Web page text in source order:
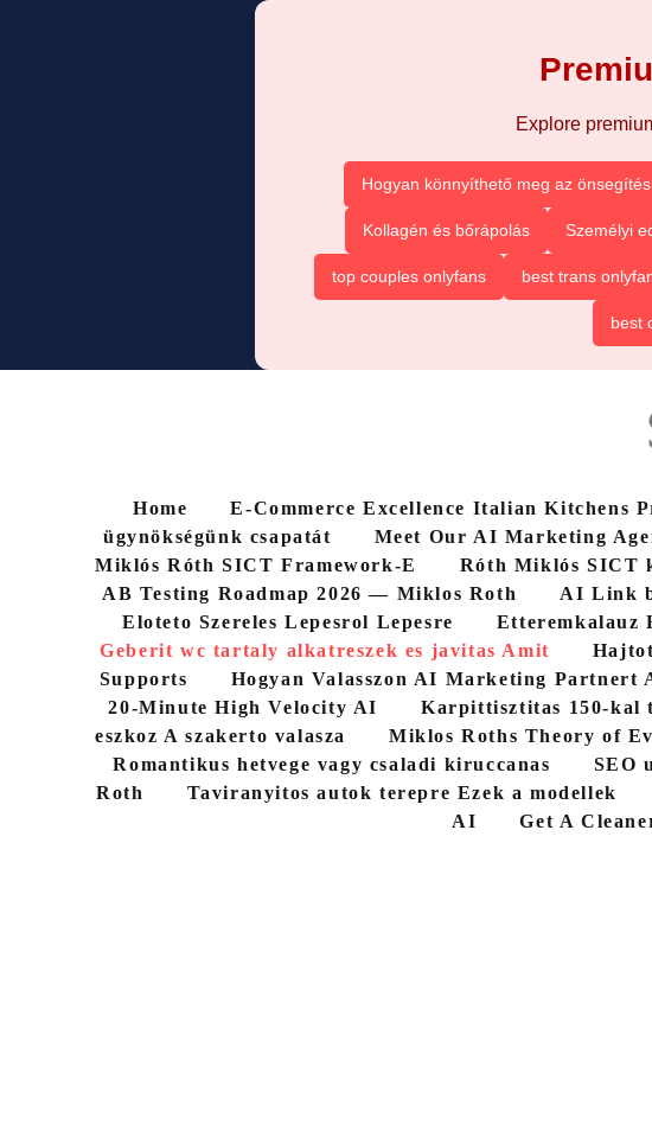
Explore
Hogyan könnyíthető meg az önsegítés
Kollagén és bőrápolás Személyi
top couples onlyfans best trans
best
Home E-Commerce Excellence Italian Kitchens
ügynökségünk csapatát
Meet Our AI Marketing
Miklós Róth SICT Framework-E
Róth Miklós SICT
AB Testing Roadmap 2026 — Miklos Roth
AI Link
Eloteto Szereles Lepesrol Lepesre
Etteremkalauz
Geberit wc tartaly alkatreszek es javitas Amit
Supports
Hogyan Valasszon AI Marketing Partnert
20-Minute High Velocity AI
Karpittisztitas 150-kal
eszkoz A szakerto valasza
Miklos Roths Theory of
Romantikus hetvege vagy csaladi kiruccanas
SEO
Roth
Taviranyitos autok terepre Ezek a modellek
AI
Get A